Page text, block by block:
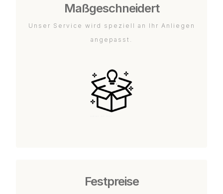
Maßgeschneidert
Unser Service wird speziell an Ihr Anliegen
angepasst.
Festpreise